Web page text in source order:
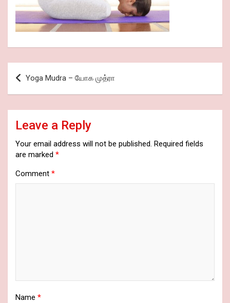
Post
navigation
Yoga Mudra – யோக முத்ரா
Leave a Reply
Your email address will not be published. Required fields
are marked *
Comment *
Name *